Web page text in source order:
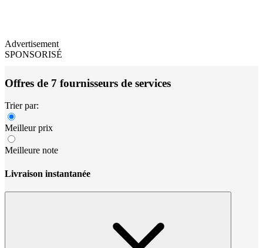
Advertisement
SPONSORISÉ
Offres de 7 fournisseurs de services
Trier par:
Meilleur prix
Meilleure note
Livraison instantanée